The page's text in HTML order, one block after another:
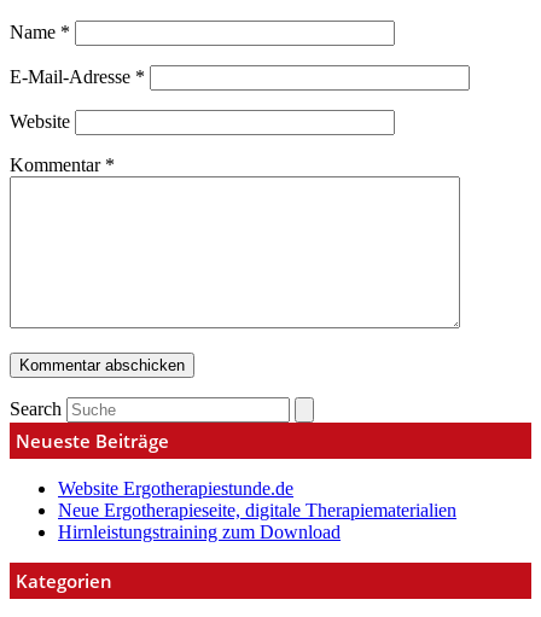
Name *
E-Mail-Adresse *
Website
Kommentar *
Search
Neueste Beiträge
Website Ergotherapiestunde.de
Neue Ergotherapieseite, digitale Therapiematerialien
Hirnleistungstraining zum Download
Kategorien